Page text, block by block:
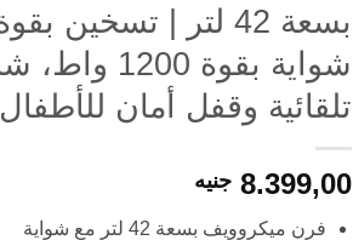
تلقائية وقفل أمان للأطفال
8.399,00 جنيه
فرن ميكروويف بسعة 42 لتر مع شواية